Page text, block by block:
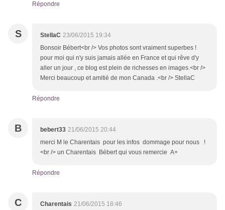
Répondre
S StellaC 23/06/2015 19:34
Bonsoir Bébert<br /> Vos photos sont vraiment superbes !
pour moi qui n'y suis jamais allée en France et qui rêve d'y
aller un jour , ce blog est plein de richesses en images.<br />
Merci beaucoup et amitié de mon Canada .<br /> StellaC
Répondre
B bebert33 21/06/2015 20:44
merci M le Charentais pour les infos dommage pour nous !
<br /> un Charentais Bébert qui vous remercie A+
Répondre
C Charentais 21/06/2015 18:46